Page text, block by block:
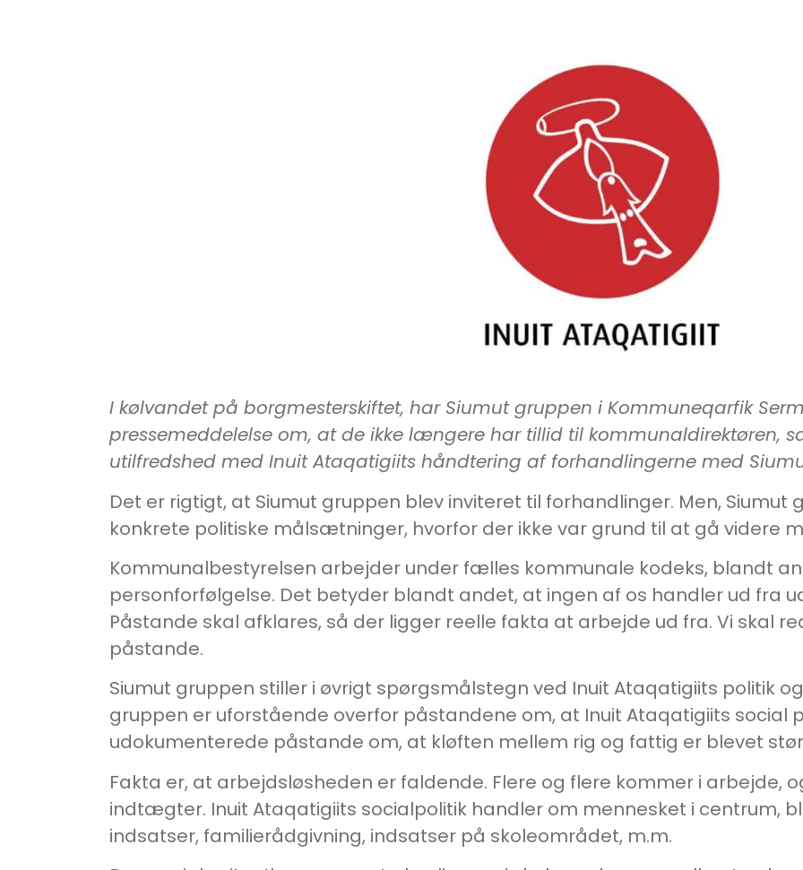
I kølvandet på borgmesterskiftet, har Siumut gruppen i Kommuneqarfik
pressemeddelelse om, at de ikke længere har tillid til kommunaldirektøren,
utilfredshed med Inuit Ataqatigiits håndtering af forhandlingerne med
Det er rigtigt, at Siumut gruppen blev inviteret til forhandlinger. Men,
konkrete politiske målsætninger, hvorfor der ikke var grund til at gå videre
Kommunalbestyrelsen arbejder under fælles kommunale kodeks, blandt
personforfølgelse. Det betyder blandt andet, at ingen af os handler ud fra
Påstande skal afklares, så der ligger reelle fakta at arbejde ud fra. Vi skal
påstande.
Siumut gruppen stiller i øvrigt spørgsmålstegn ved Inuit Ataqatigiits politik
gruppen er uforstående overfor påstandene om, at Inuit Ataqatigiits social
udokumenterede påstande om, at kløften mellem rig og fattig er blevet
Fakta er, at arbejdsløsheden er faldende. Flere og flere kommer i arbejde,
indtægter. Inuit Ataqatigiits socialpolitik handler om mennesket i centrum,
indsatser, familierådgivning, indsatser på skoleområdet, m.m.